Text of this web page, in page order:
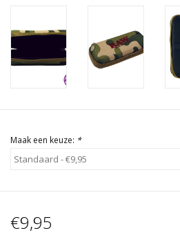
Maak een keuze: *
€9,95